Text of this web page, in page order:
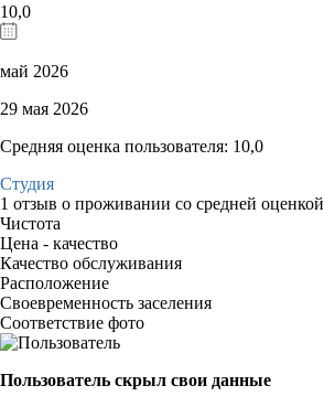
10,0
май 2026
29 мая 2026
Средняя оценка пользователя: 10,0
Студия
1 отзыв о проживании со средней оценкой
Чистота
Цена - качество
Качество обслуживания
Расположение
Своевременность заселения
Соответствие фото
Пользователь скрыл свои данные